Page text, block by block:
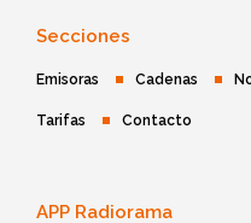
Secciones
Emisoras Cadenas
Tarifas Contacto
APP Radiorama